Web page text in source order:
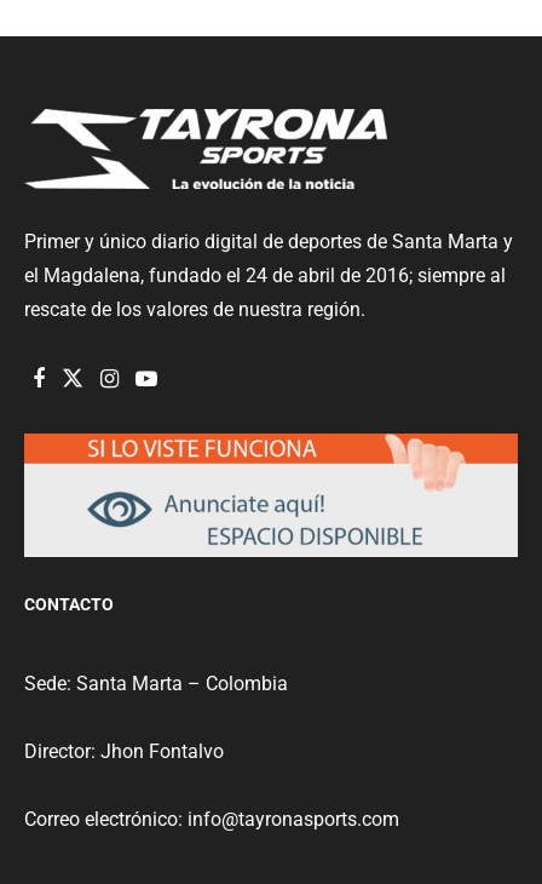
Primer y único diario digital de deportes de Santa Marta y
el Magdalena, fundado el 24 de abril de 2016; siempre al
rescate de los valores de nuestra región.
CONTACTO
Sede: Santa Marta – Colombia
Director: Jhon Fontalvo
Correo electrónico: info@tayronasports.com